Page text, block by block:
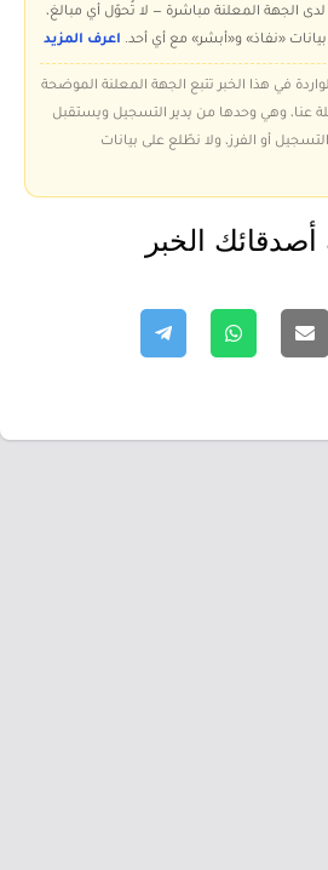
لدى الجهة المعلنة مباشرة — لا تُحوّل أي مبالغ،
«نفاذ» و«أبشر» مع أي أحد. اعرف المزيد
في هذا الخبر تتبع الجهة المعلنة الموضحة
عنا، وهي وحدها من يدير التسجيل ويستقبل
أو الفرز، ولا نطّلع على بيانات
الخبر